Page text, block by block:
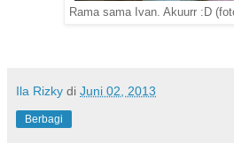
Rama sama Ivan. Akuurr :D
Ila Rizky di Juni 02, 2013
Berbagi